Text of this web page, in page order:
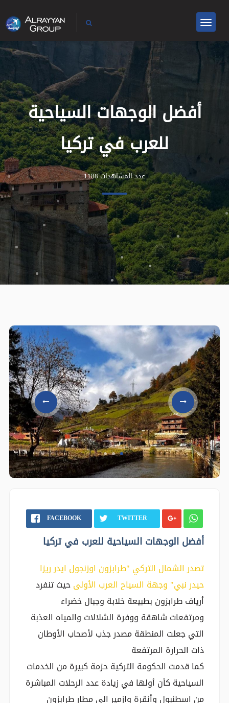
أفضل الوجهات السياحية
للعرب في تركيا
عدد المشاهدات 1188
أفضل الوجهات السياحية للعرب في تركيا
تصدر الشمال التركي "طرابزون اوزنجول ايدر ريزا
حيدر نبي" وجهة السياح العرب الأولى حيث تنفرد
أرياف طرابزون بطبيعة خلابة وجبال خضراء
ومرتفعات شاهقة ووفرة الشلالات والمياه العذبة
التي جعلت المنطقة مصدر جذب لأصحاب الأوطان
ذات الحرارة المرتفعة